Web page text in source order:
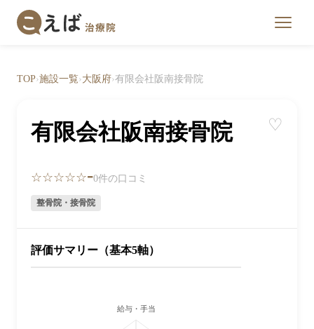
TOP›施設一覧›大阪府›有限会社阪南接骨院
有限会社阪南接骨院 ♡
☆☆☆☆☆-0件の口コミ
整骨院・接骨院
評価サマリー（基本5軸）
給与・手当